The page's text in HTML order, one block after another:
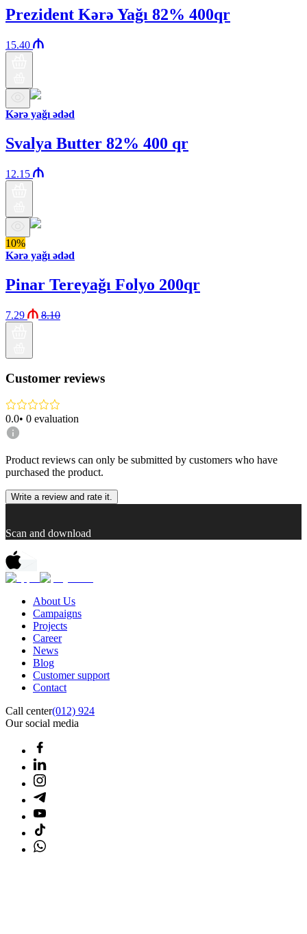
Prezident Kərə Yağı 82% 400qr
15.40
Kərə yağı ədəd
Svalya Butter 82% 400 qr
12.15
10%
Kərə yağı ədəd
Pinar Tereyağı Folyo 200qr
7.29 8.10
Customer reviews
0.0• 0 evaluation
Product reviews can only be submitted by customers who have
purchased the product.
Write a review and rate it.
Scan and download
About Us
Campaigns
Projects
Career
News
Blog
Customer support
Contact
Call center(012) 924
Our social media